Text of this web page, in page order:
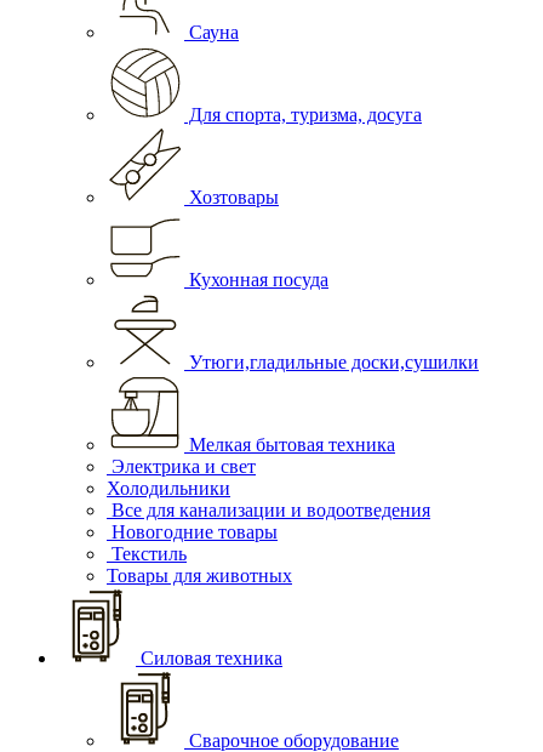
Сауна
Для спорта, туризма, досуга
Хозтовары
Кухонная посуда
Утюги,гладильные доски,сушилки
Мелкая бытовая техника
Электрика и свет
Холодильники
Все для канализации и водоотведения
Новогодние товары
Текстиль
Товары для животных
Силовая техника
Сварочное оборудование